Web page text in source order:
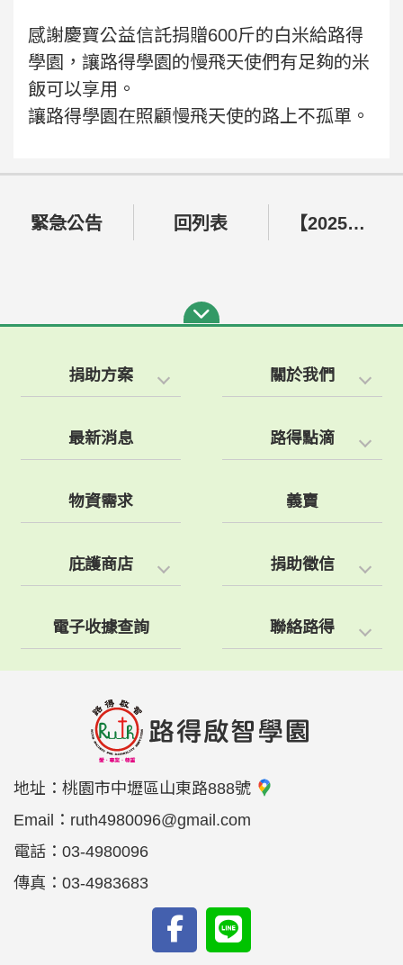
感謝慶寶公益信託捐贈600斤的白米給路得
學園，讓路得學園的慢飛天使們有足夠的米
飯可以享用。
讓路得學園在照顧慢飛天使的路上不孤單。
緊急公告 回列表 【2025路得陪你】中秋公益禮盒開跑囉~
捐助方案 關於我們
最新消息 路得點滴
物資需求 義賣
庇護商店 捐助徵信
電子收據查詢 聯絡路得
地址： 桃園市中壢區山東路888號
Email： ruth4980096@gmail.com
電話： 03-4980096
傳真： 03-4983683